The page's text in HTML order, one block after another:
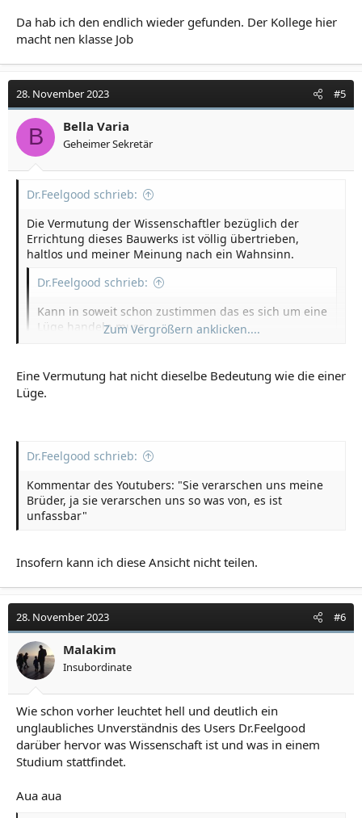
Da hab ich den endlich wieder gefunden. Der Kollege hier
macht nen klasse Job
28. November 2023 #5
B Bella Varia
Geheimer Sekretär
Dr.Feelgood schrieb:
Die Vermutung der Wissenschaftler bezüglich der
Errichtung dieses Bauwerks ist völlig übertrieben,
haltlos und meiner Meinung nach ein Wahnsinn.
Dr.Feelgood schrieb:
Kann in soweit schon zustimmen das es sich um eine
Lüge handeln muss, ...Zum Vergrößern anklicken....
Eine Vermutung hat nicht dieselbe Bedeutung wie die einer
Lüge.
Dr.Feelgood schrieb:
Kommentar des Youtubers: "Sie verarschen uns meine
Brüder, ja sie verarschen uns so was von, es ist
unfassbar"
Insofern kann ich diese Ansicht nicht teilen.
28. November 2023 #6
Malakim
Insubordinate
Wie schon vorher leuchtet hell und deutlich ein
unglaubliches Unverständnis des Users Dr.Feelgood
darüber hervor was Wissenschaft ist und was in einem
Studium stattfindet.
Aua aua